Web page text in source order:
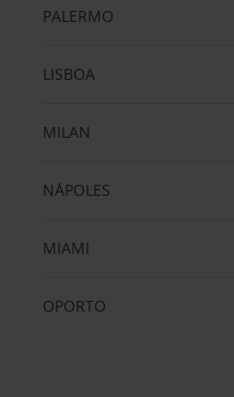
PALERMO
LISBOA
MILAN
NÁPOLES
MIAMI
OPORTO